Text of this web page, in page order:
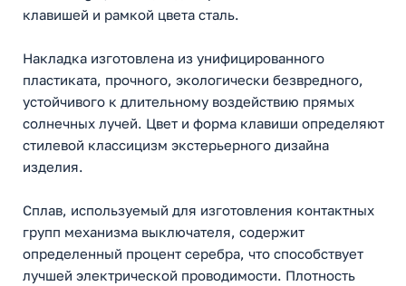
клавишей и рамкой цвета сталь.
Накладка изготовлена из унифицированного
пластиката, прочного, экологически безвредного,
устойчивого к длительному воздействию прямых
солнечных лучей. Цвет и форма клавиши определяют
стилевой классицизм экстерьерного дизайна
изделия.
Сплав, используемый для изготовления контактных
групп механизма выключателя, содержит
определенный процент серебра, что способствует
лучшей электрической проводимости. Плотность